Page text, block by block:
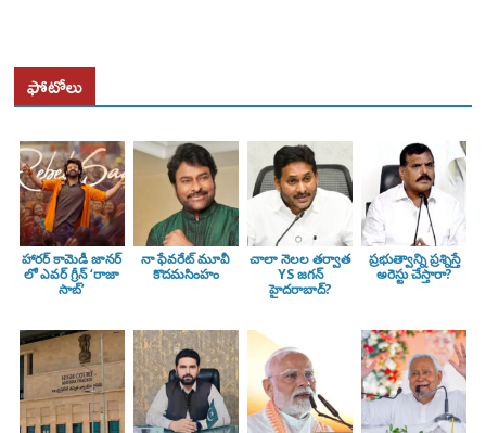
ఫోటోలు
హారర్ కామెడీ జానర్
లో ఎవర్ గ్రీన్ ‘రాజా
సాబ్’
నా ఫేవరేట్ మూవీ
కొదమసింహం
చాలా నెలల తర్వాత
YS జగన్
హైదరాబాద్?
ప్రభుత్వాన్ని ప్రశ్నిస్తే
అరెస్టు చేస్తారా?